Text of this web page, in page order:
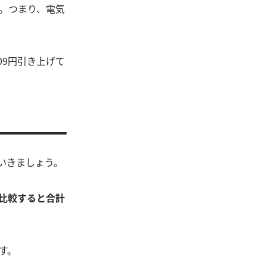
つまり、電気
円引き上げて
ましょう。
較すると合計